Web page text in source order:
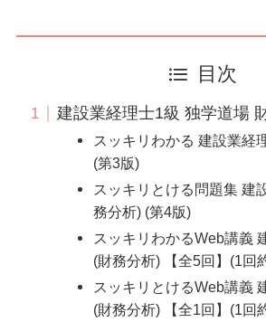
目次
建設業経理士1級 独学道場
スッキリわかる 建設業経
(第3版)
スッキリとける問題集 建
務分析) (第4版)
スッキリわかるWeb講義
(財務分析) 【全5回】(1回
スッキリとけるWeb講義
(財務分析) 【全1回】(1回